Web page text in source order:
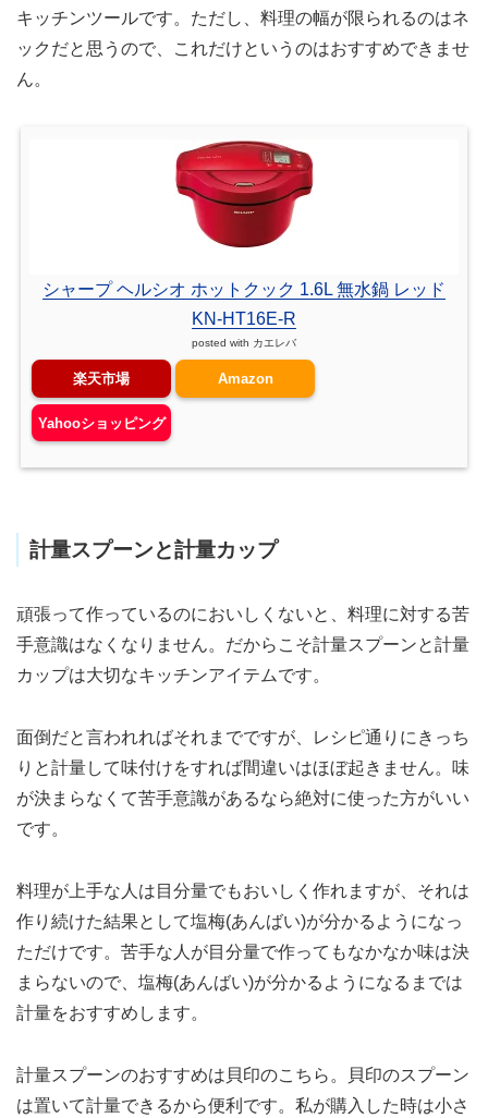
キッチンツールです。ただし、料理の幅が限られるのはネ
ックだと思うので、これだけというのはおすすめできませ
ん。
シャープ ヘルシオ ホットクック 1.6L 無水鍋 レッド
KN-HT16E-R
posted with カエレバ
楽天市場 Amazon
Yahooショッピング
計量スプーンと計量カップ
頑張って作っているのにおいしくないと、料理に対する苦
手意識はなくなりません。だからこそ計量スプーンと計量
カップは大切なキッチンアイテムです。
面倒だと言われればそれまでですが、レシピ通りにきっち
りと計量して味付けをすれば間違いはほぼ起きません。味
が決まらなくて苦手意識があるなら絶対に使った方がいい
です。
料理が上手な人は目分量でもおいしく作れますが、それは
作り続けた結果として塩梅(あんばい)が分かるようになっ
ただけです。苦手な人が目分量で作ってもなかなか味は決
まらないので、塩梅(あんばい)が分かるようになるまでは
計量をおすすめします。
計量スプーンのおすすめは貝印のこちら。貝印のスプーン
は置いて計量できるから便利です。私が購入した時は小さ